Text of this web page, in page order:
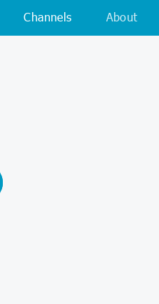
Channels About